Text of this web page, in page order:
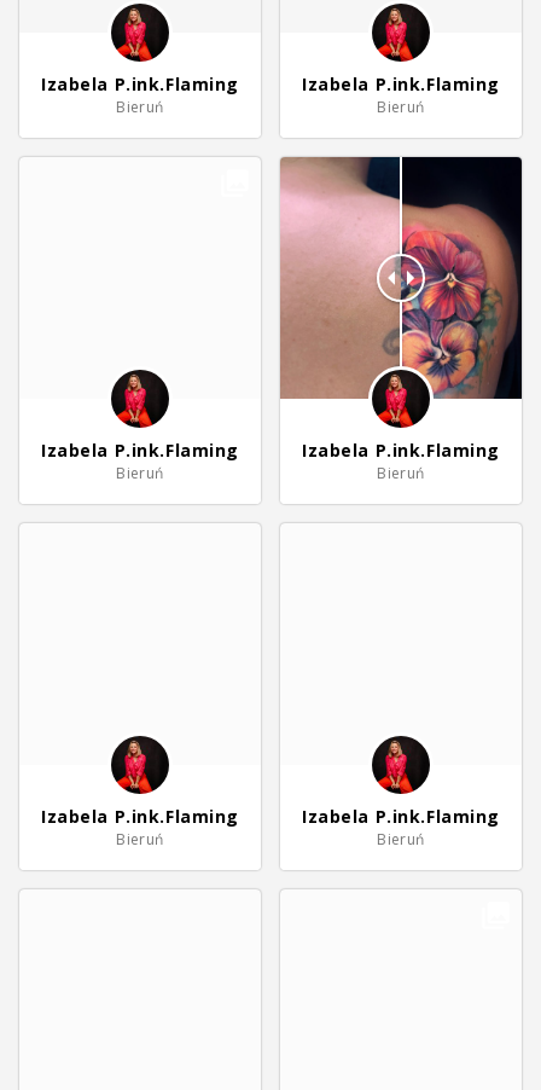
Izabela P.ink.Flaming
Bieruń
Izabela P.ink.Flaming
Bieruń
Izabela P.ink.Flaming
Bieruń
Izabela P.ink.Flaming
Bieruń
Izabela P.ink.Flaming
Bieruń
Izabela P.ink.Flaming
Bieruń